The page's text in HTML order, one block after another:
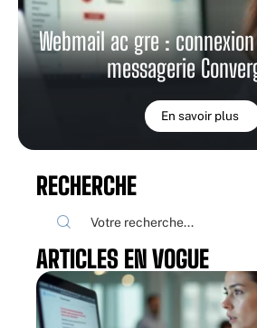
Webmail ac gre :
messagerie
En savoir plus
RECHERCHE
ARTICLES EN VOGUE